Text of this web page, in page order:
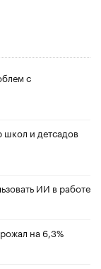
с
и детсадов
ИИ в работе
на 6,3%